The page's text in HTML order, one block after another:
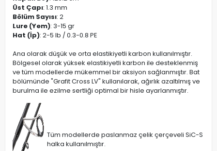
Üst Çapı: 1.3 mm
Bölüm Sayısı: 2
Lure (Yem): 3-15 gr
Hat (İp): 2-5 lb / 0.3-0.8 PE
Ana olarak düşük ve orta elastikiyetli karbon kullanılmıştır.
Bölgesel olarak yüksek elastikiyetli karbon ile desteklenmiş
ve tüm modellerde mükemmel bir aksiyon sağlanmıştır. Bat
bölümünde "Grafit Cross LV" kullanılarak, ağırlık azaltılmış ve
burulma ile ezilme sertliği optimal bir hisle ayarlanmıştır.
Tüm modellerde paslanmaz çelik çerçeveli SiC-S
halka kullanılmıştır.